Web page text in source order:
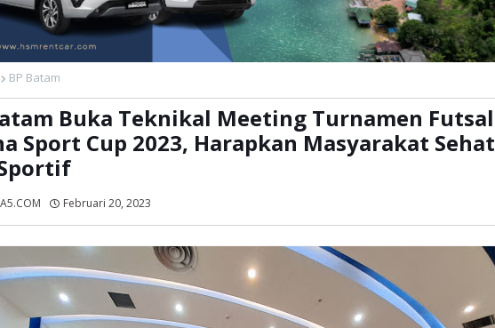
BP Batam
Buka Teknikal Meeting Turnamen Futsal
Sport Cup 2023, Harapkan Masyarakat Sehat
Februari 20, 2023